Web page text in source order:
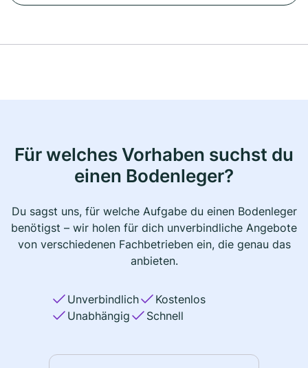
Für welches Vorhaben suchst du
einen Bodenleger?
Du sagst uns, für welche Aufgabe du einen Bodenleger
benötigst – wir holen für dich unverbindliche Angebote
von verschiedenen Fachbetrieben ein, die genau das
anbieten.
Unverbindlich
Kostenlos
Unabhängig
Schnell